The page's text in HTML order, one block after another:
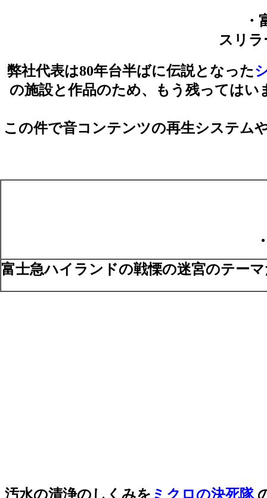
スリ
弊社代表は80年台半ばに伝説となった
の施設と作品のため、もう残ってはい
この件で音コンテンツの再生システム
富士急ハイランドの戦慄の迷宮のテー
汚水の清浄のしくみを ミクロの決死隊